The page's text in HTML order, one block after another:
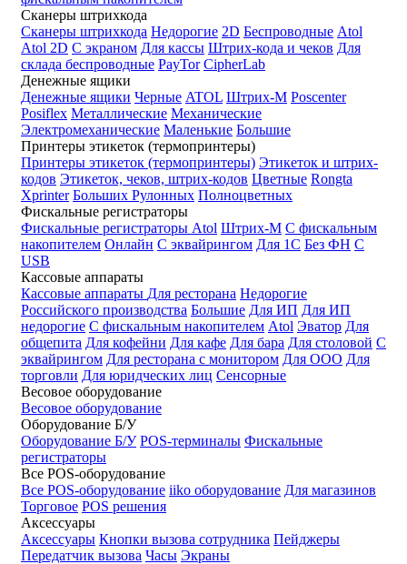
Сканеры штрихкода
Сканеры штрихкода Недорогие 2D Беспроводные Atol
Atol 2D С экраном Для кассы Штрих-кода и чеков Для
склада беспроводные PayTor CipherLab
Денежные ящики
Денежные ящики Черные ATOL Штрих-М Poscenter
Posiflex Металлические Механические
Электромеханические Маленькие Большие
Принтеры этикеток (термопринтеры)
Принтеры этикеток (термопринтеры) Этикеток и штрих-
кодов Этикеток, чеков, штрих-кодов Цветные Rongta
Xprinter Больших Рулонных Полноцветных
Фискальные регистраторы
Фискальные регистраторы Atol Штрих-М С фискальным
накопителем Онлайн С эквайрингом Для 1С Без ФН С
USB
Кассовые аппараты
Кассовые аппараты Для ресторана Недорогие
Российского производства Большие Для ИП Для ИП
недорогие С фискальным накопителем Atol Эватор Для
общепита Для кофейни Для кафе Для бара Для столовой С
эквайрингом Для ресторана с монитором Для ООО Для
торговли Для юридческих лиц Сенсорные
Весовое оборудование
Весовое оборудование
Оборудование Б/У
Оборудование Б/У POS-терминалы Фискальные
регистраторы
Все POS-оборудование
Все POS-оборудование iiko оборудование Для магазинов
Торговое POS решения
Аксессуары
Аксессуары Кнопки вызова сотрудника Пейджеры
Передатчик вызова Часы Экраны